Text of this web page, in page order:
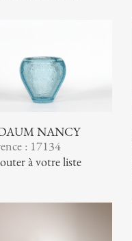
DAUM NANCY
: 17134
à votre liste